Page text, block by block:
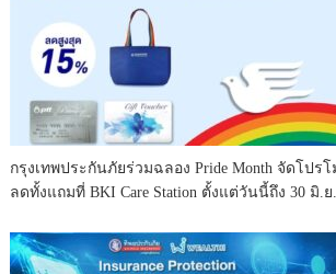
กรุงเทพประกันภัยร่วมฉลอง Pride Month จัดโปร
ลดทั้งแถมที่ BKI Care Station ตั้งแต่วันนี้ถึง 30 มิ.ย